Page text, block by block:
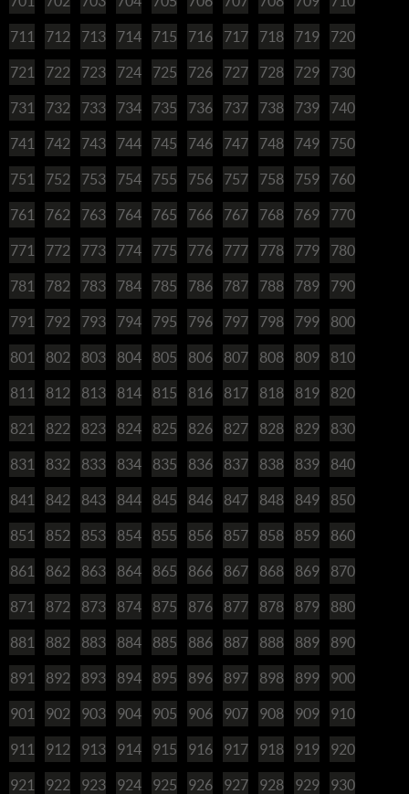
711 712 713 714 715 716 717 718 719 720
721 722 723 724 725 726 727 728 729 730
731 732 733 734 735 736 737 738 739 740
741 742 743 744 745 746 747 748 749 750
751 752 753 754 755 756 757 758 759 760
761 762 763 764 765 766 767 768 769 770
771 772 773 774 775 776 777 778 779 780
781 782 783 784 785 786 787 788 789 790
791 792 793 794 795 796 797 798 799 800
801 802 803 804 805 806 807 808 809 810
811 812 813 814 815 816 817 818 819 820
821 822 823 824 825 826 827 828 829 830
831 832 833 834 835 836 837 838 839 840
841 842 843 844 845 846 847 848 849 850
851 852 853 854 855 856 857 858 859 860
861 862 863 864 865 866 867 868 869 870
871 872 873 874 875 876 877 878 879 880
881 882 883 884 885 886 887 888 889 890
891 892 893 894 895 896 897 898 899 900
901 902 903 904 905 906 907 908 909 910
911 912 913 914 915 916 917 918 919 920
921 922 923 924 925 926 927 928 929 930